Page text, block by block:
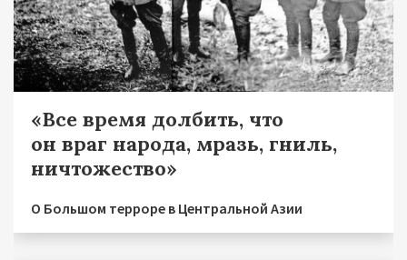
«Все время долбить, что
он враг народа, мразь, гниль,
ничтожество»
О Большом терроре в Центральной Азии